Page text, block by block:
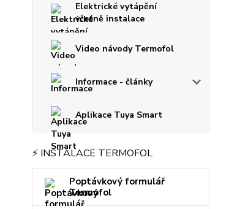
Elektrické vytápění
včetně instalace
Video návody Termofol
Informace - články
Aplikace Tuya Smart
⚡ INSTALACE TERMOFOL
Poptávkový formulář
Termofol